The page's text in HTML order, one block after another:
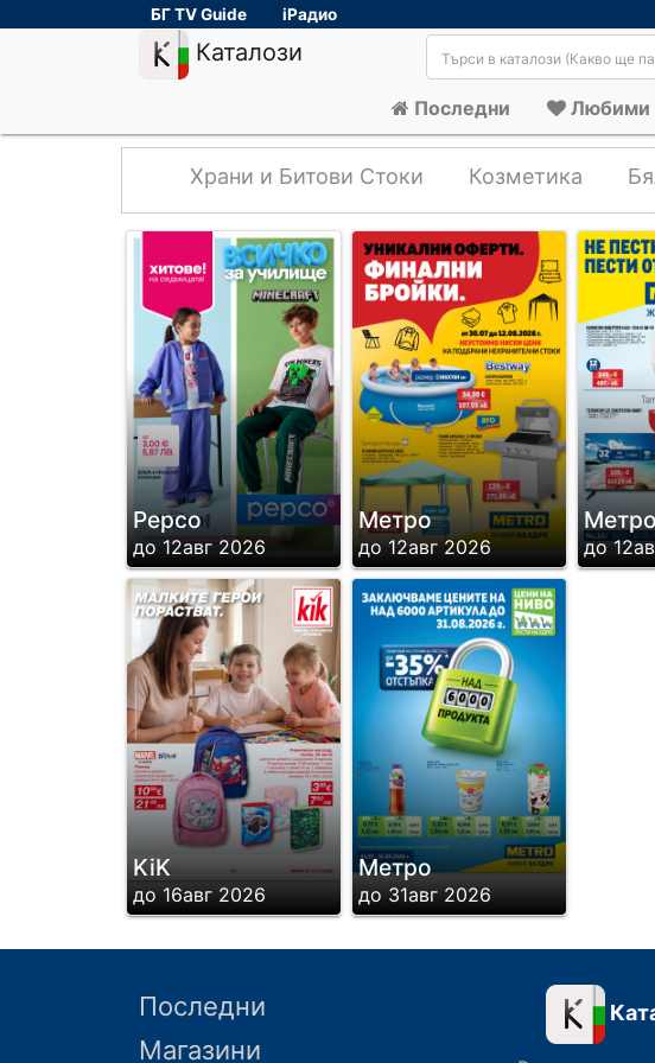
БГ TV Guide iРадио
Каталози
Последни Любими
Храни и Битови Стоки Козметика
Pepco
до 12авг 2026
Метро
до 12авг 2026 до
KiK
до 16авг 2026
Метро
до 31авг 2026
Последни
Магазини